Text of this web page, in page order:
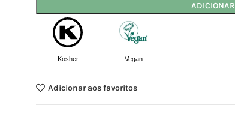
ADICIONAR
Kosher Vegan
Adicionar aos favoritos